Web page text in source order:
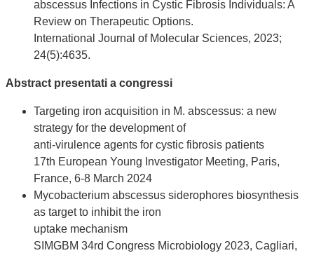
abscessus Infections in Cystic Fibrosis Individuals: A
Review on Therapeutic Options.
International Journal of Molecular Sciences, 2023;
24(5):4635.
Abstract presentati a congressi
Targeting iron acquisition in M. abscessus: a new
strategy for the development of
anti-virulence agents for cystic fibrosis patients
17th European Young Investigator Meeting, Paris,
France, 6-8 March 2024
Mycobacterium abscessus siderophores biosynthesis
as target to inhibit the iron
uptake mechanism
SIMGBM 34rd Congress Microbiology 2023, Cagliari,